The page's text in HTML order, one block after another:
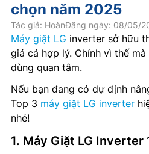
chọn năm 2025
Tác giả: HoànĐăng ngày: 08/05/
Máy giặt LG inverter sở hữu
giá cả hợp lý. Chính vì thế
dùng quan tâm.
Nếu bạn đang có dự định
Top 3 máy giặt LG inverter
nhé!
1. Máy Giặt LG Inverter